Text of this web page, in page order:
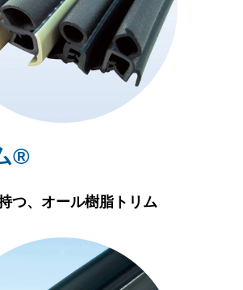
®
つ、オール樹脂トリム